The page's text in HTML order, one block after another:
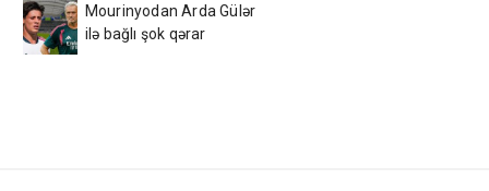
Mourinyodan Arda Gülər
ilə bağlı şok qərar